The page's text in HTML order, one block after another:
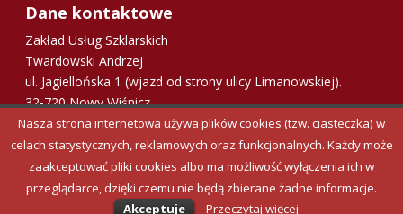
Dane kontaktowe
Zakład Usług Szklarskich
Twardowski Andrzej
ul. Jagiellońska 1 (wjazd od strony ulicy Limanowskiej).
32-720 Nowy Wiśnicz
Wizytówka w Google
Nasza strona internetowa używa plików cookies (tzw. ciasteczka) w
celach statystycznych, reklamowych oraz funkcjonalnych. Każdy może
zaakceptować pliki cookies albo ma możliwość wyłączenia ich w
przeglądarce, dzięki czemu nie będą zbierane żadne informacje.
Akceptuje
Przeczytaj więcej